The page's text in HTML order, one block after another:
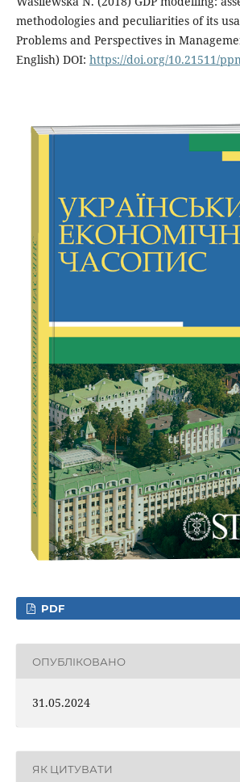
methodologies and peculiarities of its
Problems and Perspectives in
English) DOI: https://doi.org/10.21511/
PDF
ОПУБЛІКОВАНО
31.05.2024
ЯК ЦИТУВАТИ